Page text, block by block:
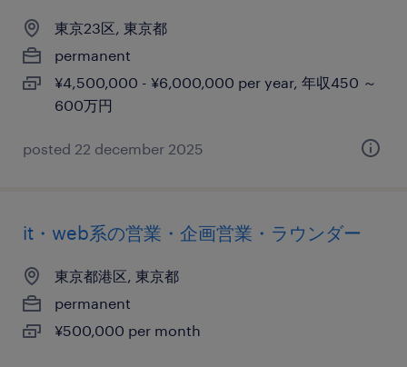
東京23区, 東京都
permanent
¥4,500,000 - ¥6,000,000 per year, 年収450 ～
600万円
posted 22 december 2025
it・web系の営業・企画営業・ラウンダー
東京都港区, 東京都
permanent
¥500,000 per month